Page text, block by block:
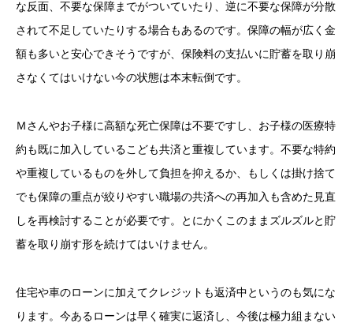
な反面、不要な保障までがついていたり、逆に不要な保障が分散
されて不足していたりする場合もあるのです。保障の幅が広く金
額も多いと安心できそうですが、保険料の支払いに貯蓄を取り崩
さなくてはいけない今の状態は本末転倒です。
Ｍさんやお子様に高額な死亡保障は不要ですし、お子様の医療特
約も既に加入しているこども共済と重複しています。不要な特約
や重複しているものを外して負担を抑えるか、もしくは掛け捨て
でも保障の重点が絞りやすい職場の共済への再加入も含めた見直
しを再検討することが必要です。とにかくこのままズルズルと貯
蓄を取り崩す形を続けてはいけません。
住宅や車のローンに加えてクレジットも返済中というのも気にな
ります。今あるローンは早く確実に返済し、今後は極力組まない